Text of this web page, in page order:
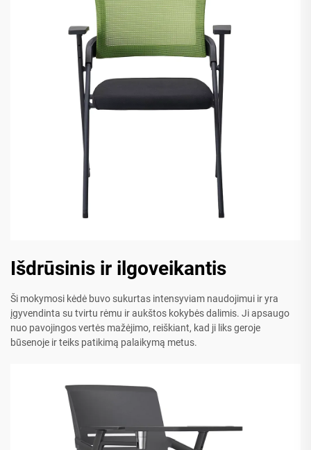
Išdrūsinis ir ilgoveikantis
Ši mokymosi kėdė buvo sukurtas intensyviam naudojimui ir yra
įgyvendinta su tvirtu rėmu ir aukštos kokybės dalimis. Ji apsaugo
nuo pavojingos vertės mažėjimo, reiškiant, kad ji liks geroje
būsenoje ir teiks patikimą palaikymą metus.